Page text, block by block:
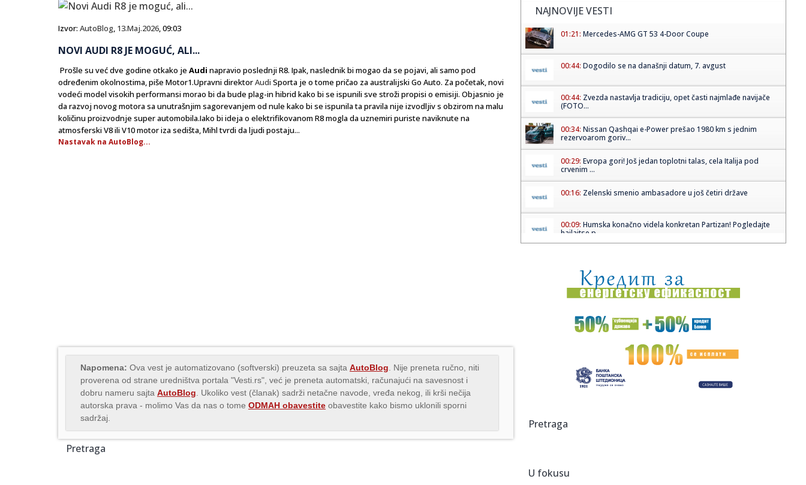
Izvor: AutoBlog, 13.Maj.2026, 09:03
NOVI AUDI R8 JE MOGUĆ, ALI...
Prošle su već dve godine otkako je Audi napravio poslednji R8. Ipak, naslednik bi mogao da se pojavi, ali samo pod
određenim okolnostima, piše Motor1.Upravni direktorAudi Sporta je o tome pričao za australijski Go Auto. Za početak, novi
vodeći model visokih performansi morao bi da bude plag-in hibrid kako bi se ispunili sve stroži propisi o emisiji. Objasnio je
da razvoj novog motora sa unutrašnjim sagorevanjem od nule kako bi se ispunila ta pravila nije izvodljiv s obzirom na malu
količinu proizvodnje super automobila.Iako bi ideja o elektrifikovanom R8 mogla da uznemiri puriste naviknute na
atmosferski V8 ili V10 motor iza sedišta, Mihl tvrdi da ljudi postaju...
Nastavak na AutoBlog...
Napomena: Ova vest je automatizovano (softverski) preuzeta sa sajta AutoBlog . Nije preneta ručno, niti
proverena od strane uredništva portala "Vesti.rs", već je preneta automatski, računajući na savesnost i
dobru nameru sajta AutoBlog . Ukoliko vest (članak) sadrži netačne navode, vređa nekog, ili krši nečija
autorska prava - molimo Vas da nas o tome ODMAH obavestite obavestite kako bismo uklonili sporni
sadržaj.
Pretraga
NAJNOVIJE VESTI
01:21: Mercedes-AMG GT 53 4-Door Coupe
00:44: Dogodilo se na današnji datum, 7. avgust
00:44: Zvezda nastavlja tradiciju, opet časti najmlađe navijače
(FOTO...
00:34: Nissan Qashqai e-Power prešao 1980 km s jednim
rezervoarom goriv...
00:29: Evropa gori! Još jedan toplotni talas, cela Italija pod
crvenim ...
00:16: Zelenski smenio ambasadore u još četiri države
00:09: Humska konačno videla konkretan Partizan! Pogledajte
hajlajtse p...
00:04:Vukotić ne zna ko je Baba: "Vidim da ga svi hvale"
00:01:Na današnji dan, 7. avgust
U predgrađu Damaska podignut autobus u vazduh, dve
23:55:ROMAŠČENKO POSLE POTOPA U HUMSKOJ: Jedna stvar
VIDEO
23:47:
Pretraga
U fokusu